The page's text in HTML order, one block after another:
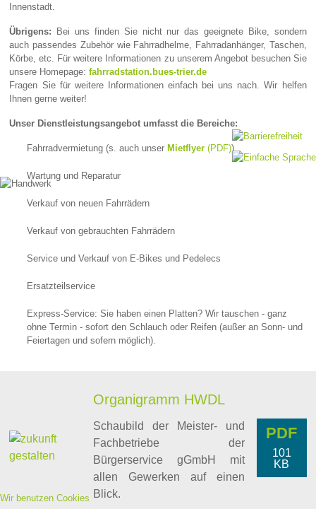
Innenstadt.
Übrigens: Bei uns finden Sie nicht nur das geeignete Bike, sondern
auch passendes Zubehör wie Fahrradhelme, Fahrradanhänger, Taschen,
Körbe, etc. Für weitere Informationen zu unserem Angebot besuchen Sie
unsere Homepage:fahrradstation.bues-trier.de
Fragen Sie für weitere Informationen einfach bei uns nach. Wir helfen
Ihnen gerne weiter!
Unser Dienstleistungsangebot umfasst die Bereiche:
Fahrradvermietung (s. auch unser Mietflyer (PDF))
Wartung und Reparatur
Verkauf von neuen Fahrrädern
Verkauf von gebrauchten Fahrrädern
Service und Verkauf von E-Bikes und Pedelecs
Ersatzteilservice
Express-Service: Sie haben einen Platten? Wir tauschen - ganz
ohne Termin - sofort den Schlauch oder Reifen (außer an Sonn- und
Feiertagen und sofern möglich).
Organigramm HWDL
Schaubild der Meister- und
Fachbetriebe der
Bürgerservice gGmbH mit
allen Gewerken auf einen
Blick.
PDF
101
KB
Wir benutzen Cookies